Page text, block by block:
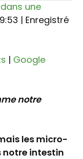
Podcasts
une
| Enregistré
| Google
notre
les micro-
notre intestin